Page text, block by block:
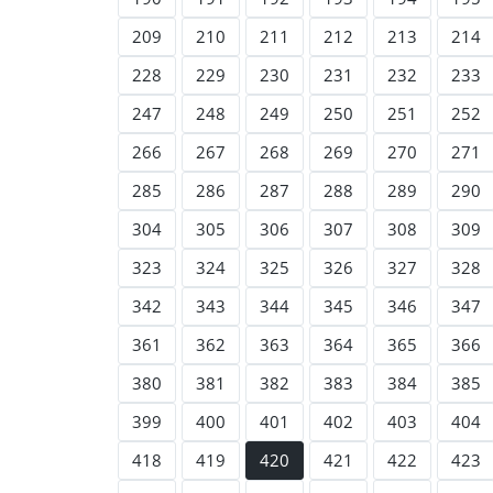
209
210 211 212 213
214
228
229 230 231 232
233
247
248 249 250 251
252
266
267 268 269 270
271
285
286 287 288 289
290
304
305 306 307 308
309
323
324 325 326 327
328
342
343 344 345 346
347
361
362 363 364 365
366
380
381 382 383 384
385
399
400 401 402 403
404
418
419 420 421 422
423